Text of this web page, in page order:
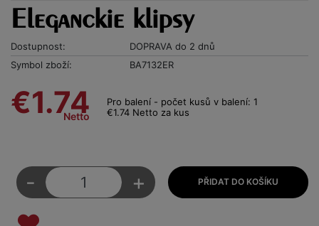
Eleganckie klipsy
Dostupnost:
DOPRAVA do 2 dnů
Symbol zboží:
BA7132ER
€1.74
Netto
Pro balení - počet kusů v balení: 1
€1.74 Netto za kus
- +